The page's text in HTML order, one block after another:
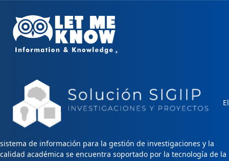
El
sistema de información para la gestión de investigaciones y la
calidad académica se encuentra soportado por la tecnología de la